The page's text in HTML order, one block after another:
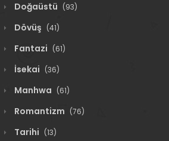
Doğaüstü (93)
Dövüş (41)
Fantazi (61)
İsekai (36)
Manhwa (61)
Romantizm (76)
Tarihi (13)